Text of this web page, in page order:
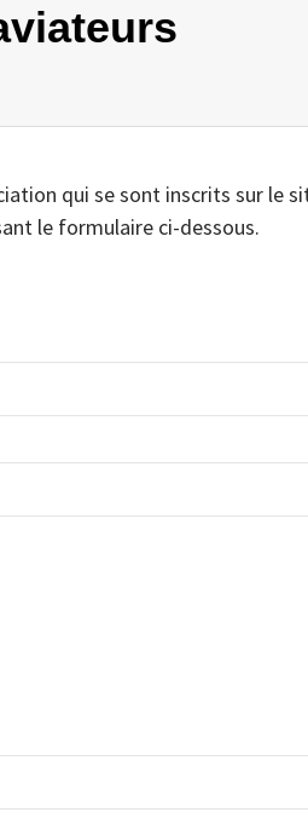
qui se sont inscrits sur le
le formulaire ci-dessous.